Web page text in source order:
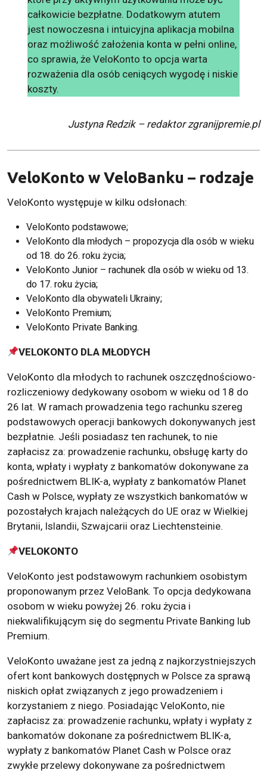
całkowicie bezpłatne. Dodatkowym atutem
jest nowoczesna i intuicyjna aplikacja mobilna
oraz możliwość założenia konta w pełni online,
co sprawia, że VeloKonto to opcja warta
rozważenia dla osób ceniących wygodę i niskie
koszty.
Justyna Redzik – redaktor zgranijpremie.pl
VeloKonto w VeloBanku – rodzaje
VeloKonto występuje w kilku odsłonach:
VeloKonto podstawowe;
VeloKonto dla młodych – propozycja dla osób w wieku
od 18. do 26. roku życia;
VeloKonto Junior – rachunek dla osób w wieku od 13.
do 17. roku życia;
VeloKonto dla obywateli Ukrainy;
VeloKonto Premium;
VeloKonto Private Banking.
VELOKONTO DLA MŁODYCH
VeloKonto dla młodych to rachunek oszczędnościowo-
rozliczeniowy dedykowany osobom w wieku od 18 do
26 lat. W ramach prowadzenia tego rachunku szereg
podstawowych operacji bankowych dokonywanych jest
bezpłatnie. Jeśli posiadasz ten rachunek, to nie
zapłacisz za: prowadzenie rachunku, obsługę karty do
konta, wpłaty i wypłaty z bankomatów dokonywane za
pośrednictwem BLIK-a, wypłaty z bankomatów Planet
Cash w Polsce, wypłaty ze wszystkich bankomatów w
pozostałych krajach należących do UE oraz w Wielkiej
Brytanii, Islandii, Szwajcarii oraz Liechtensteinie.
VELOKONTO
VeloKonto jest podstawowym rachunkiem osobistym
proponowanym przez VeloBank. To opcja dedykowana
osobom w wieku powyżej 26. roku życia i
niekwalifikującym się do segmentu Private Banking lub
Premium.
VeloKonto uważane jest za jedną z najkorzystniejszych
ofert kont bankowych dostępnych w Polsce za sprawą
niskich opłat związanych z jego prowadzeniem i
korzystaniem z niego. Posiadając VeloKonto, nie
zapłacisz za: prowadzenie rachunku, wpłaty i wypłaty z
bankomatów dokonane za pośrednictwem BLIK-a,
wypłaty z bankomatów Planet Cash w Polsce oraz
zwykłe przelewy dokonywane za pośrednictwem